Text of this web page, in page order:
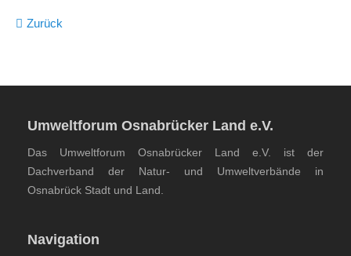
Zurück
Umweltforum Osnabrücker Land e.V.
Das Umweltforum Osnabrücker Land e.V. ist der
Dachverband der Natur- und Umweltverbände in
Osnabrück Stadt und Land.
Navigation